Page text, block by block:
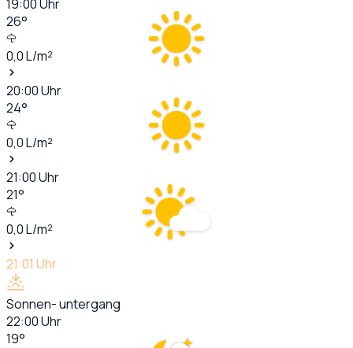
19:00Uhr
26°
0,0L/m²
20:00Uhr
24°
0,0L/m²
21:00Uhr
21°
0,0L/m²
21:01 Uhr
Sonnen- untergang
22:00Uhr
19°